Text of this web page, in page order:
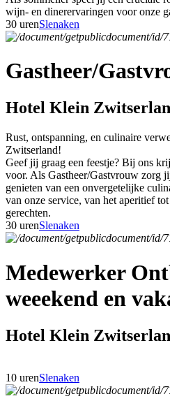
wijn- en dinerervaringen voor onze
30 urenSlenaken
Gastheer/
Hotel Klein
Rust, ontspanning, en culinaire
Zwitserland!
Geef jij graag een feestje? Bij ons
voor. Als Gastheer/Gastvrouw zorg
genieten van een onvergetelijke
van onze service, van het aperitief
gerechten.
30 urenSlenaken
Medewerker
weeekend en
Hotel Klein
10 urenSlenaken